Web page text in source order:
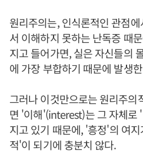
원리주의는, 인식론적인 관점
서 이해하지 못하는 난독증 때
지고 들어가면, 실은 자신들의
에 가장 부합하기 때문에 발생
그러나 이것만으로는 원리주의
면 '이해'(interest)는 그 자체로
지고 있기 때문에, '흥정'의 여
적'이 되기에 충분치 않다.